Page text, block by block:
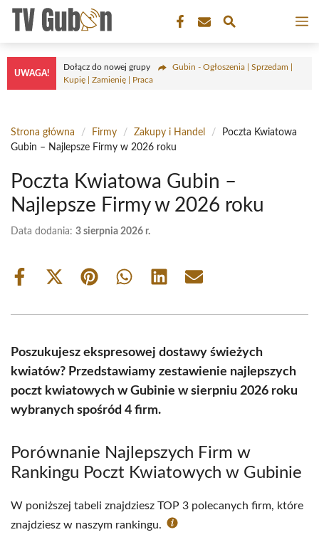
Przejdź
treści
UWAGA!
Dołącz do nowej grupy
Gubin - Ogłoszenia | Sprzedam |
Kupię | Zamienię | Praca
Strona główna / Firmy / Zakupy i Handel /
Poczta Kwiatowa
Gubin – Najlepsze Firmy w 2026 roku
Poczta Kwiatowa Gubin –
Najlepsze Firmy w 2026 roku
Data dodania: 3 sierpnia 2026 r.
Share
Share
(Twitter)
Share Share Share Share
Poszukujesz ekspresowej dostawy świeżych
kwiatów? Przedstawiamy zestawienie najlepszych
poczt kwiatowych w Gubinie w sierpniu 2026 roku
wybranych spośród 4 firm.
Porównanie Najlepszych Firm w
Rankingu Poczt Kwiatowych w Gubinie
W poniższej tabeli znajdziesz TOP 3 polecanych firm, które
znajdziesz w naszym rankingu.